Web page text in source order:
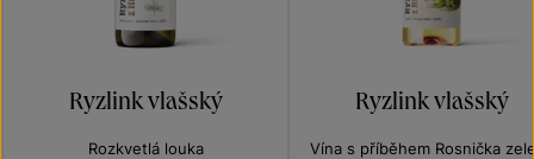
Ryzlink vlašský
Rozkvetlá louka
Ryzlink vlašský
Vína s příběhem Rosnička